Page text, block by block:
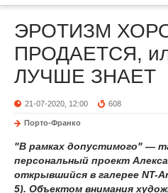
ЭРОТИЗМ
ПРОДАЕТСЯ,
ЛУЧШЕ ЗНАЕТ
21-07-2020, 12:00 608
Порто-Франко
"В рамках допустимого" —
персональный проект
открывшийся в галерее NT-
5). Объектом внимания